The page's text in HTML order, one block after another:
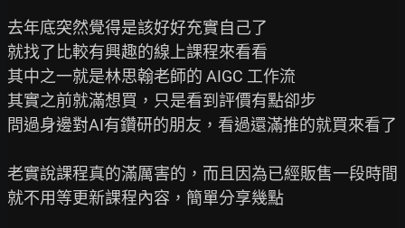
去年底突然覺得是該好好充實自己了
就找了比較有興趣的線上課程來看看
其中之一就是林思翰老師的 AIGC 工作流
其實之前就滿想買，只是看到評價有點卻步
問過身邊對AI有鑽研的朋友，看過還滿推的就買來看了
老實說課程真的滿厲害的，而且因為已經販售一段時間
就不用等更新課程內容，簡單分享幾點